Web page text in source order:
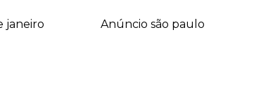
janeiro anúncio são paulo